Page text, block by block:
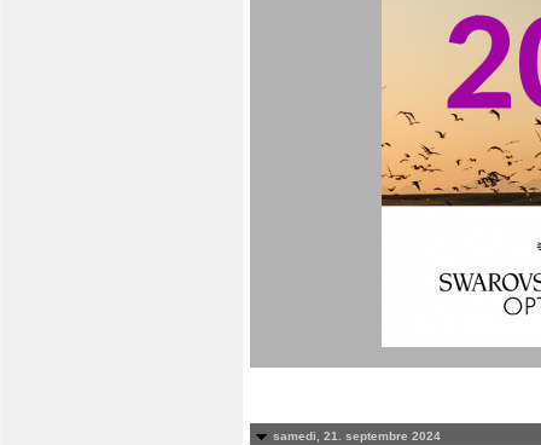
samedi, 21. septembre 2024